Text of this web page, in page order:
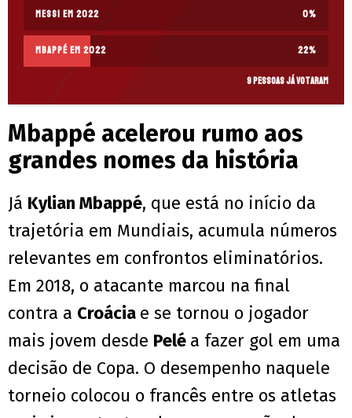
Messi em 2022 0%
Mbappé em 2022 22%
9 pessoas já votaram
Mbappé acelerou rumo aos
grandes nomes da história
Já Kylian Mbappé, que está no início da
trajetória em Mundiais, acumula números
relevantes em confrontos eliminatórios.
Em 2018, o atacante marcou na final
contra a Croácia e se tornou o jogador
mais jovem desde Pelé a fazer gol em uma
decisão de Copa. O desempenho naquele
torneio colocou o francês entre os atletas